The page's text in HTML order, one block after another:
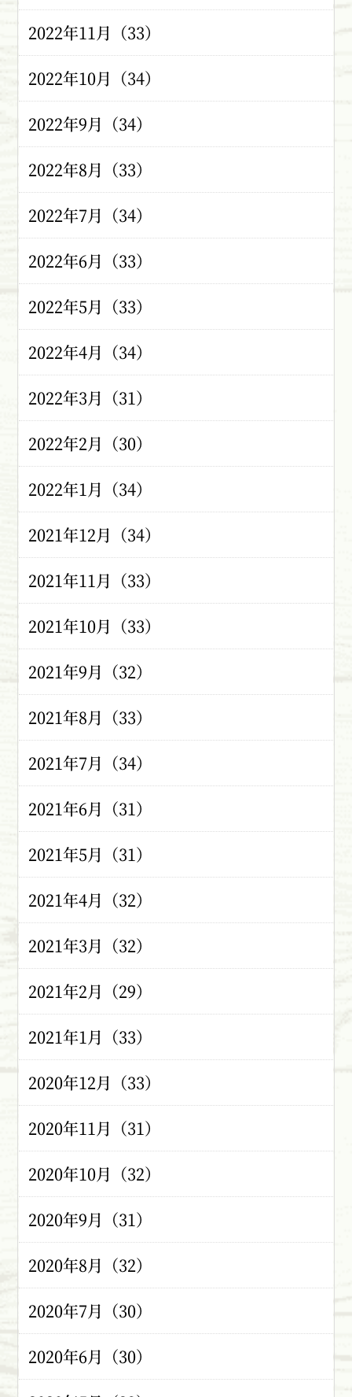
2022年11月（33）
2022年10月（34）
2022年9月（34）
2022年8月（33）
2022年7月（34）
2022年6月（33）
2022年5月（33）
2022年4月（34）
2022年3月（31）
2022年2月（30）
2022年1月（34）
2021年12月（34）
2021年11月（33）
2021年10月（33）
2021年9月（32）
2021年8月（33）
2021年7月（34）
2021年6月（31）
2021年5月（31）
2021年4月（32）
2021年3月（32）
2021年2月（29）
2021年1月（33）
2020年12月（33）
2020年11月（31）
2020年10月（32）
2020年9月（31）
2020年8月（32）
2020年7月（30）
2020年6月（30）